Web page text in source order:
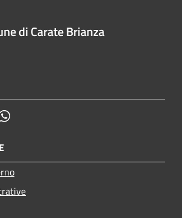
di Carate Brianza